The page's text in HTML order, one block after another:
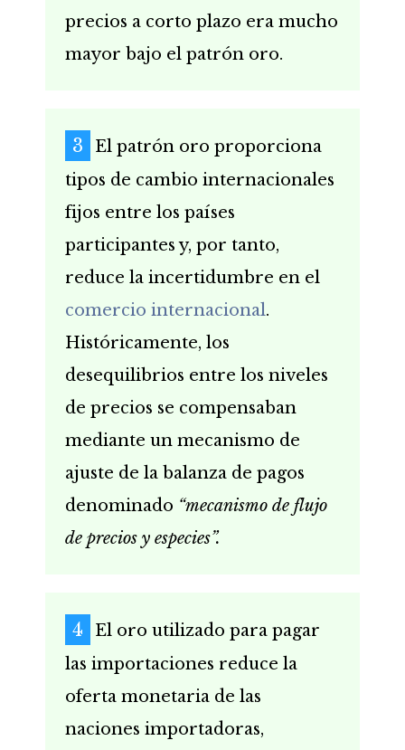
precios a corto plazo era mucho
mayor bajo el patrón oro.
El patrón oro proporciona
tipos de cambio internacionales
fijos entre los países
participantes y, por tanto,
reduce la incertidumbre en el
comercio internacional.
Históricamente, los
desequilibrios entre los niveles
de precios se compensaban
mediante un mecanismo de
ajuste de la balanza de pagos
denominado “mecanismo de flujo
de precios y especies”.
El oro utilizado para pagar
las importaciones reduce la
oferta monetaria de las
naciones importadoras,